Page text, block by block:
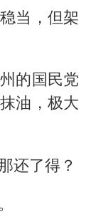
当，但架
的国民党
油，极大
还了得？